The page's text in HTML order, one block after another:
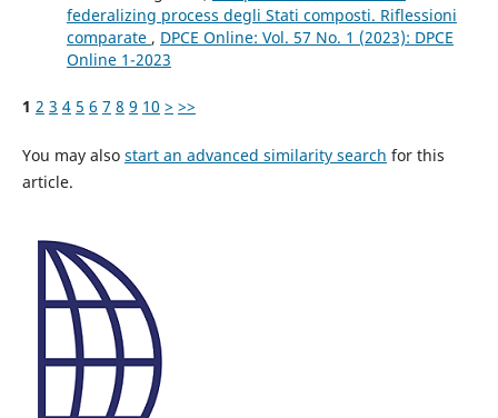
federalizing process degli Stati composti. Riflessioni
comparate , DPCE Online: Vol. 57 No. 1 (2023): DPCE
Online 1-2023
1 2 3 4 5 6 7 8 9 10 > >>
You may also start an advanced similarity search for this
article.